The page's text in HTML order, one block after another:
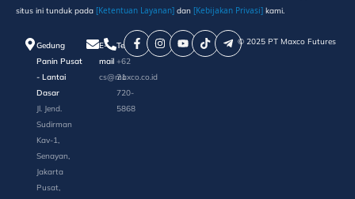
situs ini tunduk pada [Ketentuan Layanan] dan [Kebijakan Privasi] kami.
Gedung
Panin Pusat
- Lantai
Dasar
Jl. Jend.
Sudirman
Kav-1,
Senayan,
Jakarta
Pusat,
E-
mail
cs@maxco.co.id
Telepon
+62
21
720-
5868
©️ 2025 PT Maxco Futures